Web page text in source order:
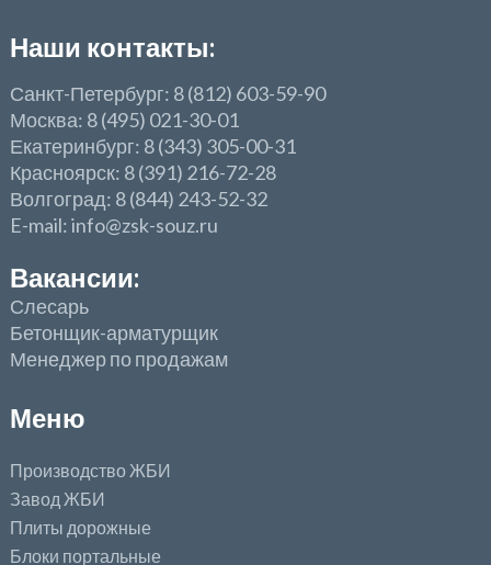
Наши контакты:
Санкт-Петербург: 8 (812) 603-59-90
Москва: 8 (495) 021-30-01
Екатеринбург: 8 (343) 305-00-31
Красноярск: 8 (391) 216-72-28
Волгоград: 8 (844) 243-52-32
E-mail: info@zsk-souz.ru
Вакансии:
Слесарь
Бетонщик-арматурщик
Менеджер по продажам
Меню
Производство ЖБИ
Завод ЖБИ
Плиты дорожные
Блоки портальные